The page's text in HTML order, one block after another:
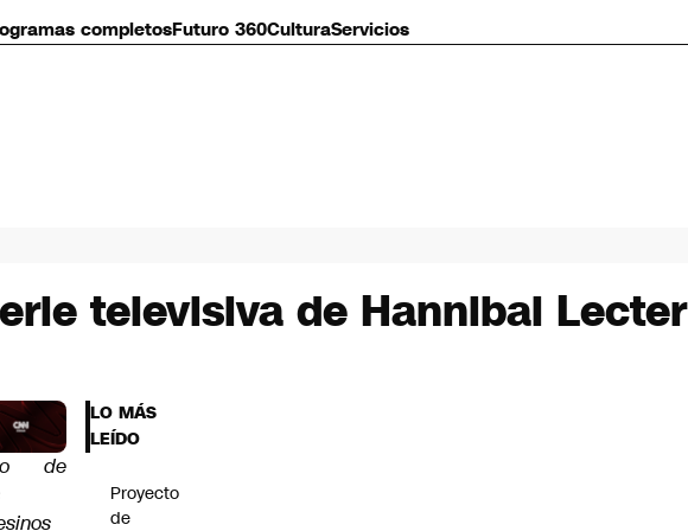
completosFuturo 360CulturaServicios
televisiva de Hannibal Lecter
de
LO MÁS
LEÍDO
Proyecto
de